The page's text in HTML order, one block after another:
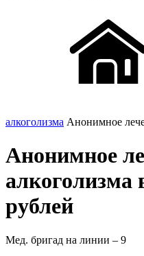
алкоголизма Анонимное
Анонимное
алкоголизма
рублей
Мед. бригад на линии – 9